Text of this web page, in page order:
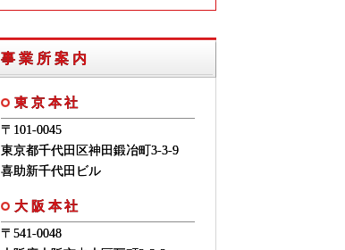
事業所案内
東京本社
〒101-0045
東京都千代田区神田鍛冶町3-3-9
喜助新千代田ビル
大阪本社
〒541-0048